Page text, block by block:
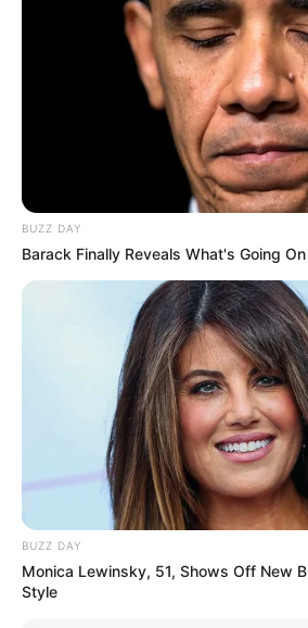
BUZZ DAY
Barack Finally Reveals What's Going
BUZZ DAY
Monica Lewinsky, 51, Shows Off New
Style